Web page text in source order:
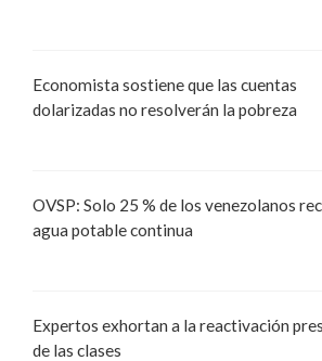
Economista sostiene que las cuentas
dolarizadas no resolverán la pobreza
OVSP: Solo 25 % de los venezolanos
agua potable continua
Expertos exhortan a la reactivación
de las clases